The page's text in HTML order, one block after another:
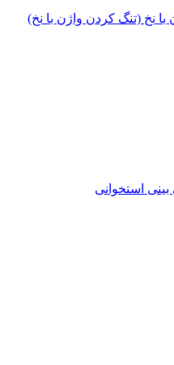
نخ (تنگ کردن واژن با نخ)
استخوانی